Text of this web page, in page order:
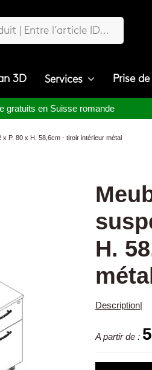
3D Services Prise
gratuits en Suisse romande
P. 80 x H. 58,6cm - tiroir intérieur métal
H.
Description|
A partir de :